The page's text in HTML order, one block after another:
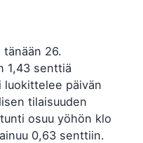
26.
1,43 senttiä
luokittelee päivän
tilaisuuden
osuu yöhön klo
0,63 senttiin.